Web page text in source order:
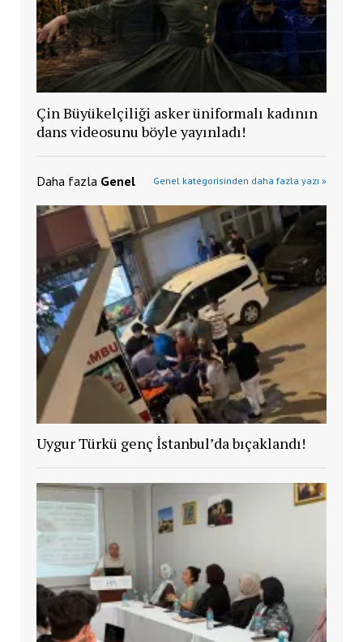
Çin Büyükelçiliği asker üniformalı kadının
dans videosunu böyle yayınladı!
Daha fazla Genel Genel kategorisinden daha fazla yazı »
Uygur Türkü genç İstanbul’da bıçaklandı!